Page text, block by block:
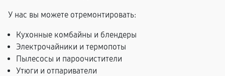
У нас вы можете отремонтировать:
Кухонные комбайны и блендеры
Электрочайники и термопоты
Пылесосы и пароочистители
Утюги и отпариватели